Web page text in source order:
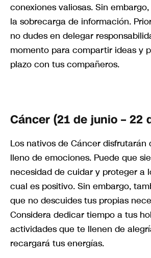
conexiones valiosas. Sin
la sobrecarga de información.
no dudes en delegar
momento para compartir ideas y
plazo con tus compañeros.
Cáncer (21 de junio – 22
Los nativos de Cáncer disfrutarán
lleno de emociones. Puede que
necesidad de cuidar y proteger a
cual es positivo. Sin embargo,
que no descuides tus propias
Considera dedicar tiempo a tus
actividades que te llenen de
recargará tus energías.